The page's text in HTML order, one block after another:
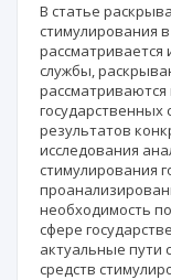
В статье
стимулирования
рассматривается
службы,
государственных
результатов
исследования
стимулирования
необходимость
сфере
актуальные пути
средств